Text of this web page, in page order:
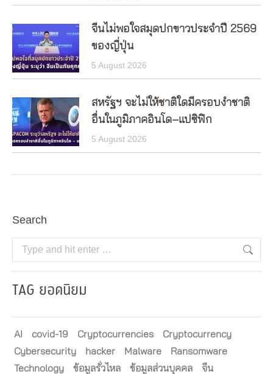
จีนไม่พอใจสมุดปกขาวประจำปี 2569
ของญี่ปุ่น
5 August 2026
สหรัฐฯ จะไม่ให้ชาติใดมีครอบงำชาติ
อื่นในภูมิภาคอินโด–แปซิฟิก
5 August 2026
Search
Search:
TAG ยอดนิยม
AI covid-19 Cryptocurrencies
Cryptocurrency
Cybersecurity
hacker Malware
Ransomware
Technology
ข้อมูลรั่วไหล ข้อมูลส่วนบุคคล
จีน